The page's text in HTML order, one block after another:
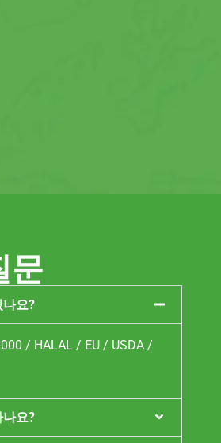
문
요?
/ HALAL / EU / USDA /
요?